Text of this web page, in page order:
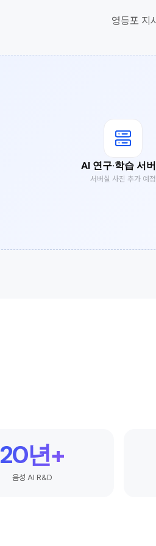
영등포 지
AI 연구·학습 서
서버실 사진 추가 예정
20년+
음성 AI R&D